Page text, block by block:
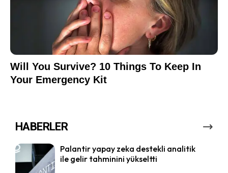
HABERLER
Palantir yapay zeka destekli analitik
ile gelir tahminini yükseltti